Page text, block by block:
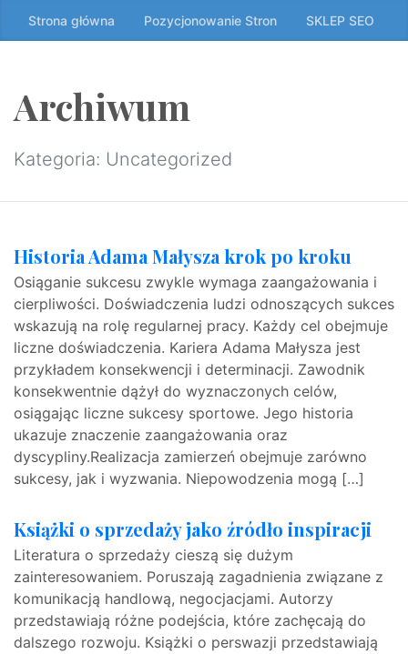
Przeskocz
do
Strona główna Pozycjonowanie Stron SKLEP SEO
Archiwum
Kategoria: Uncategorized
Historia Adama Małysza krok po kroku
Osiąganie sukcesu zwykle wymaga zaangażowania i
cierpliwości. Doświadczenia ludzi odnoszących sukces
wskazują na rolę regularnej pracy. Każdy cel obejmuje
liczne doświadczenia. Kariera Adama Małysza jest
przykładem konsekwencji i determinacji. Zawodnik
konsekwentnie dążył do wyznaczonych celów,
osiągając liczne sukcesy sportowe. Jego historia
ukazuje znaczenie zaangażowania oraz
dyscypliny.Realizacja zamierzeń obejmuje zarówno
sukcesy, jak i wyzwania. Niepowodzenia mogą […]
Książki o sprzedaży jako źródło inspiracji
Literatura o sprzedaży cieszą się dużym
zainteresowaniem. Poruszają zagadnienia związane z
komunikacją handlową, negocjacjami. Autorzy
przedstawiają różne podejścia, które zachęcają do
dalszego rozwoju. Książki o perswazji przedstawiają